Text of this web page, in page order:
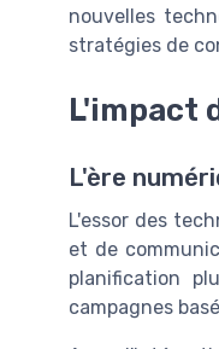
nouvelles
stratégies de
L'impact
L'ère
L'essor des
et de
planification
campagnes